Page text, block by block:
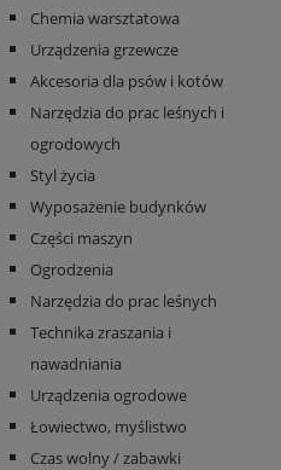
Chemia warsztatowa
Urządzenia grzewcze
Akcesoria dla psów i kotów
Narzędzia do prac leśnych i
ogrodowych
Styl życia
Wyposażenie budynków
Części maszyn
Ogrodzenia
Narzędzia do prac leśnych
Technika zraszania i
nawadniania
Urządzenia ogrodowe
Łowiectwo, myślistwo
Czas wolny / zabawki